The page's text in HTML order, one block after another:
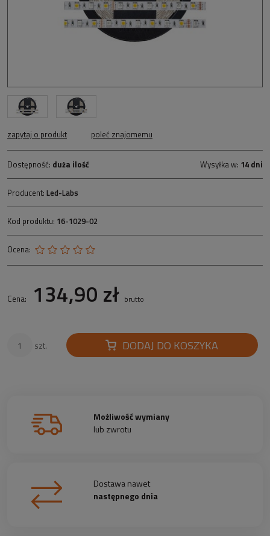
zapytaj o produkt poleć znajomemu
Dostępność: duża ilość Wysyłka w: 14 dni
Producent: Led-Labs
Kod produktu: 16-1029-02
Ocena:
Cena: 134,90 zł brutto
szt. DODAJ DO KOSZYKA
Możliwość wymiany
lub zwrotu
Dostawa nawet
następnego dnia